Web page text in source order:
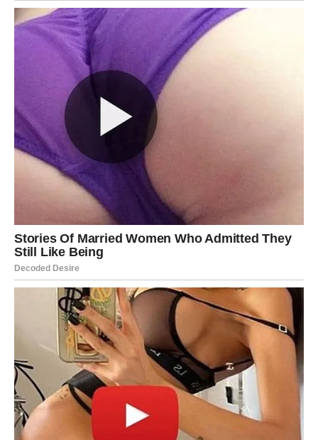
VODOLIJA
Vodolijama dolaze vijesti i promjene nakon kojih njihov
život više neće biti isti.
Jedna želja sada postaje stvarnost mnogo brže nego što
očekujete.
Veliko životno poglavlje upravo
počinje
Na ljubavnom planu slijedi susret ili odnos koji potpuno
mijenja vaš pogled na sreću.
Ribe ulaze u jedan od najnježnijih i najljepših perioda
života.
Ljubav, pažnja i osjećaj sigurnosti konačno postaju dio
vaše svakodnevice.